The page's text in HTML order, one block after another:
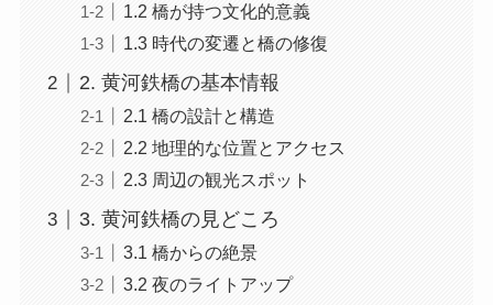
1.2 橋が持つ文化的意義
1.3 時代の変遷と橋の修復
2. 黄河鉄橋の基本情報
2.1 橋の設計と構造
2.2 地理的な位置とアクセス
2.3 周辺の観光スポット
3. 黄河鉄橋の見どころ
3.1 橋からの絶景
3.2 夜のライトアップ